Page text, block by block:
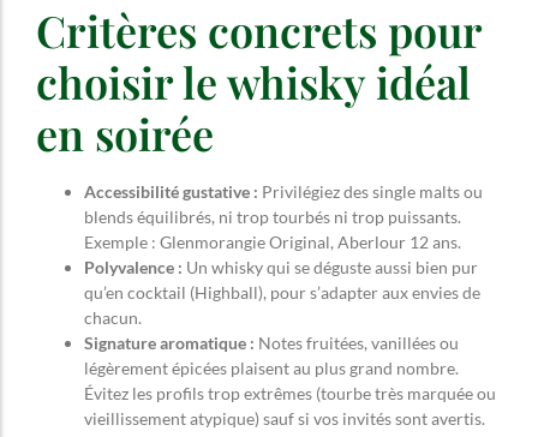
Critères concrets pour
choisir le whisky idéal
en soirée
Accessibilité gustative : Privilégiez des single malts ou
blends équilibrés, ni trop tourbés ni trop puissants.
Exemple : Glenmorangie Original, Aberlour 12 ans.
Polyvalence : Un whisky qui se déguste aussi bien pur
qu’en cocktail (Highball), pour s’adapter aux envies de
chacun.
Signature aromatique : Notes fruitées, vanillées ou
légèrement épicées plaisent au plus grand nombre.
Évitez les profils trop extrêmes (tourbe très marquée ou
vieillissement atypique) sauf si vos invités sont avertis.